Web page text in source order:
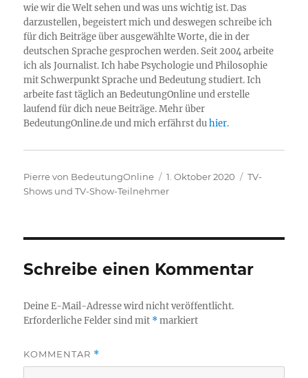
wie wir die Welt sehen und was uns wichtig ist. Das
darzustellen, begeistert mich und deswegen schreibe ich
für dich Beiträge über ausgewählte Worte, die in der
deutschen Sprache gesprochen werden. Seit 2004 arbeite
ich als Journalist. Ich habe Psychologie und Philosophie
mit Schwerpunkt Sprache und Bedeutung studiert. Ich
arbeite fast täglich an BedeutungOnline und erstelle
laufend für dich neue Beiträge. Mehr über
BedeutungOnline.de und mich erfährst duhier.
Autor
Pierre von BedeutungOnline
Veröffentlicht
am
1. Oktober 2020 Kategorien
TV-
Shows und TV-Show-Teilnehmer
Schreibe einen Kommentar
Deine E-Mail-Adresse wird nicht veröffentlicht.
Erforderliche Felder sind mit *markiert
KOMMENTAR *